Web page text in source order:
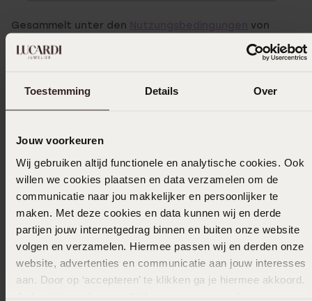
Toestemming Details Over
Jouw voorkeuren
Wij gebruiken altijd functionele en analytische cookies. Ook
willen we cookies plaatsen en data verzamelen om de
communicatie naar jou makkelijker en persoonlijker te
maken. Met deze cookies en data kunnen wij en derde
partijen jouw internetgedrag binnen en buiten onze website
volgen en verzamelen. Hiermee passen wij en derden onze
website, advertenties en communicatie aan jouw interesses
aan. Door op ‘accepteren’ te klikken ga je hiermee akkoord.
Gesammelt unter den
von
Schöne Halskette
Übersetzt | Original ansehen
22-10-2025 - B.d. M.
Zart, bunt und wunderschön.